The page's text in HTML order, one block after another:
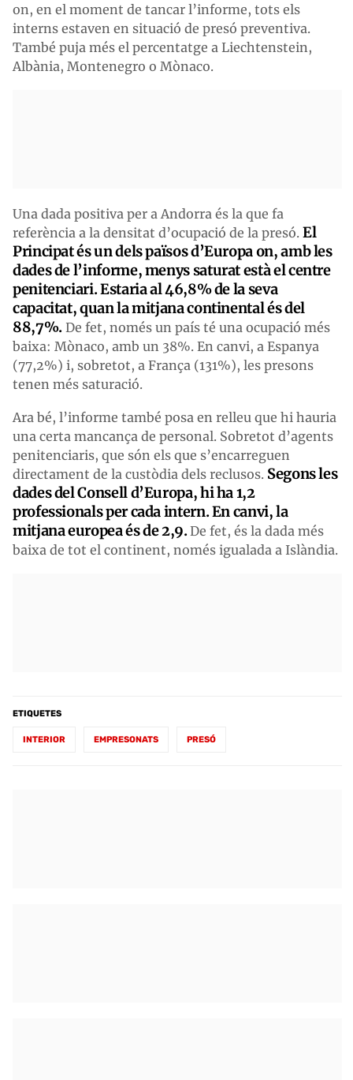
on, en el moment de tancar l’informe, tots els
interns estaven en situació de presó preventiva.
També puja més el percentatge a Liechtenstein,
Albània, Montenegro o Mònaco.
Una dada positiva per a Andorra és la que fa
referència a la densitat d’ocupació de la presó. El
Principat és un dels països d’Europa on, amb les
dades de l’informe, menys saturat està el centre
penitenciari. Estaria al 46,8% de la seva
capacitat, quan la mitjana continental és del
88,7%.De fet, només un país té una ocupació més
baixa: Mònaco, amb un 38%. En canvi, a Espanya
(77,2%) i, sobretot, a França (131%), les presons
tenen més saturació.
Ara bé, l’informe també posa en relleu que hi hauria
una certa mancança de personal. Sobretot d’agents
penitenciaris, que són els que s’encarreguen
directament de la custòdia dels reclusos. Segons les
dades del Consell d’Europa, hi ha 1,2
professionals per cada intern. En canvi, la
mitjana europea és de 2,9.De fet, és la dada més
baixa de tot el continent, només igualada a Islàndia.
ETIQUETES
INTERIOR EMPRESONATS PRESÓ